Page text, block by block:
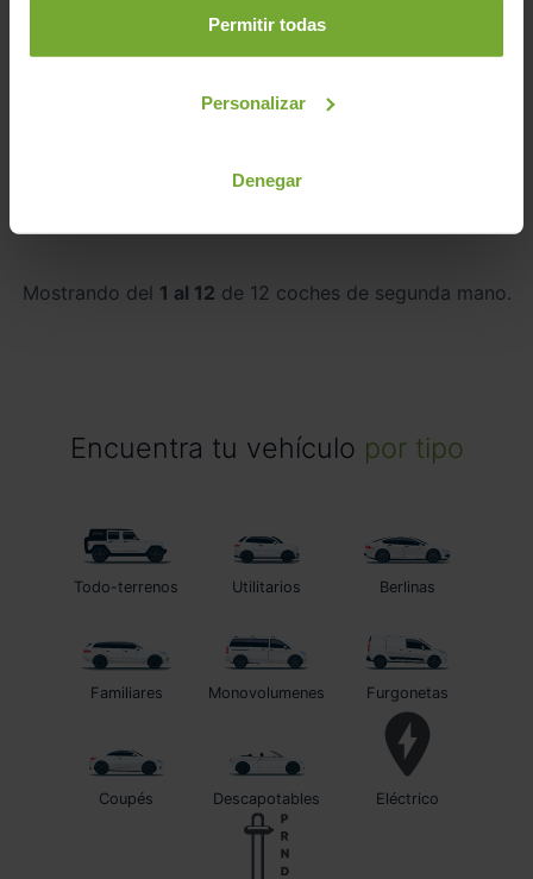
Permitir todas
Personalizar
Denegar
CARRERA 4 GTS COUPÉ
Mostrando del 1 al 12 de 12 coches de segunda mano.
Encuentra tu vehículo por tipo
Todo-terrenos Utilitarios Berlinas
Familiares Monovolumenes Furgonetas
Coupés Descapotables Eléctrico